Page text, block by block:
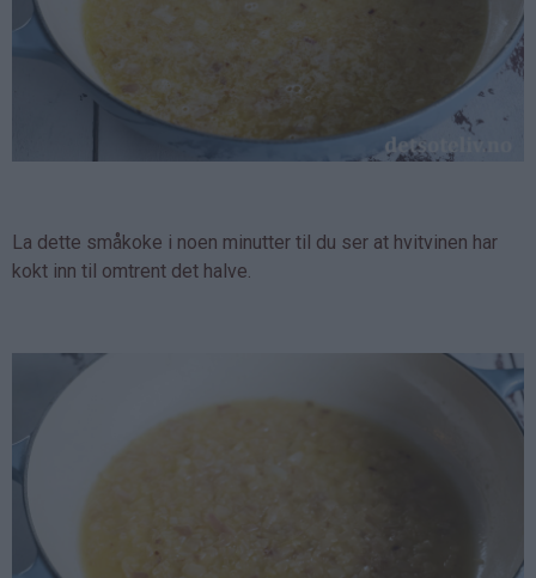
La dette småkoke i noen minutter til du ser at hvitvinen har
kokt inn til omtrent det halve.